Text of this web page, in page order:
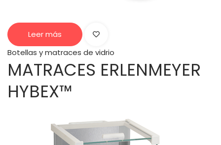
Leer más
Botellas y matraces de vidrio
MATRACES ERLENMEYER
HYBEX™